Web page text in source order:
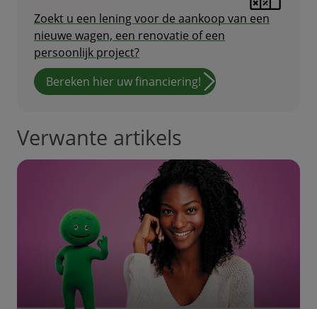
Zoekt u een lening voor de aankoop van een
nieuwe wagen, een renovatie of een
persoonlijk project?
Bereken hier uw financiering!
Verwante artikels